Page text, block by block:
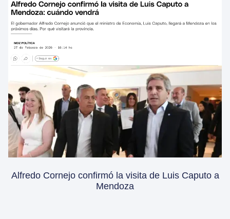
Alfredo Cornejo confirmó la visita de Luis Caputo a
Mendoza